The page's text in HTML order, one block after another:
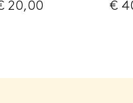
20,00 €